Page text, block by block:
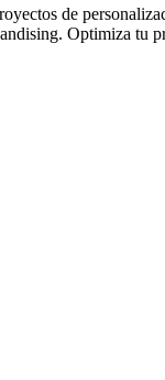
de
Optimiza tu